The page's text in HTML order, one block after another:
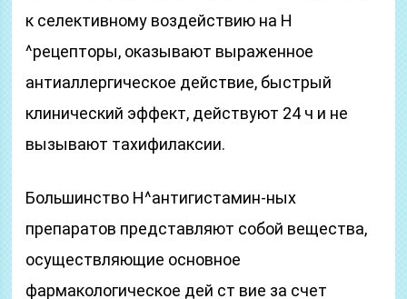
к селективному воздействию на Н
^рецепторы, оказывают выраженное
антиаллергическое действие, быстрый
клинический эффект, действуют 24 ч и не
вызывают тахифилаксии.
Большинство Н^антигистамин-ных
препаратов представляют собой вещества,
осуществляющие основное
фармакологическое дей ст вие за счет